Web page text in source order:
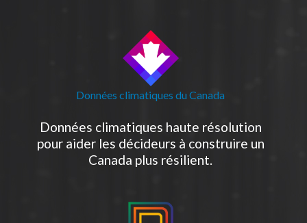
Données climatiques du Canada
Données climatiques haute résolution
pour aider les décideurs à construire un
Canada plus résilient.